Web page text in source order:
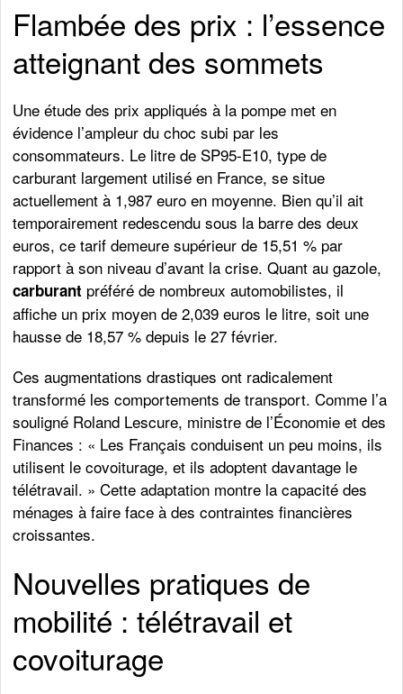
Flambée des prix : l’essence
atteignant des sommets
Une étude des prix appliqués à la pompe met en
évidence l’ampleur du choc subi par les
consommateurs. Le litre de SP95-E10, type de
carburant largement utilisé en France, se situe
actuellement à 1,987 euro en moyenne. Bien qu’il ait
temporairement redescendu sous la barre des deux
euros, ce tarif demeure supérieur de 15,51 % par
rapport à son niveau d’avant la crise. Quant au gazole,
carburant préféré de nombreux automobilistes, il
affiche un prix moyen de 2,039 euros le litre, soit une
hausse de 18,57 % depuis le 27 février.
Ces augmentations drastiques ont radicalement
transformé les comportements de transport. Comme l’a
souligné Roland Lescure, ministre de l’Économie et des
Finances : « Les Français conduisent un peu moins, ils
utilisent le covoiturage, et ils adoptent davantage le
télétravail. » Cette adaptation montre la capacité des
ménages à faire face à des contraintes financières
croissantes.
Nouvelles pratiques de
mobilité : télétravail et
covoiturage